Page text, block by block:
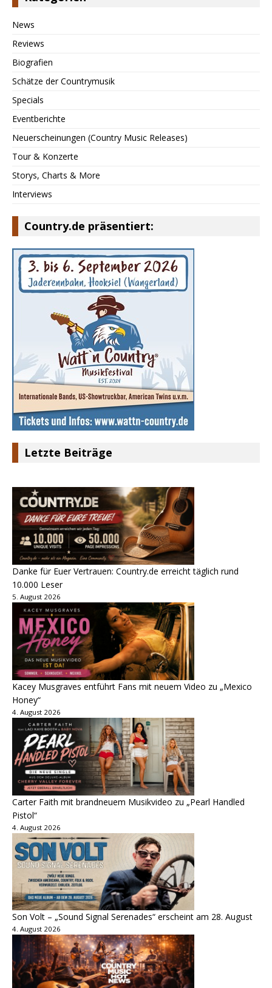
News
Reviews
Biografien
Schätze der Countrymusik
Specials
Eventberichte
Neuerscheinungen (Country Music Releases)
Tour & Konzerte
Storys, Charts & More
Interviews
Country.de präsentiert:
Letzte Beiträge
Danke für Euer Vertrauen: Country.de erreicht täglich rund
10.000 Leser
5. August 2026
Kacey Musgraves entführt Fans mit neuem Video zu „Mexico
Honey“
4. August 2026
Carter Faith mit brandneuem Musikvideo zu „Pearl Handled
Pistol“
4. August 2026
Son Volt – „Sound Signal Serenades“ erscheint am 28. August
4. August 2026